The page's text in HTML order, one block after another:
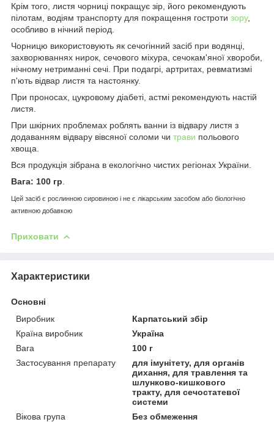
Крім того, листя чорниці покращує зір, його рекомендують
пілотам, водіям транспорту для покращення гостроти зору,
особливо в нічний період.
Чорницю використовують як сечогінний засіб при водянці,
захворюваннях нирок, сечового міхура, сечокам'яної хвороби,
нічному нетриманні сечі. При подагрі, артритах, ревматизмі
п'ють відвар листя та настоянку.
При проносах, цукровому діабеті, астмі рекомендують настій
листя.
При шкірних проблемах роблять ванни із відвару листя з
додаванням відвару вівсяної соломи чи трави польового
хвоща.
Вся продукція зібрана в екологічно чистих регіонах України.
Вага: 100 гр
Цей засіб є рослинною сировиною і не є лікарським засобом або біологічно
активною добавкою
Приховати
Характеристики
Основні
Виробник
Карпатський збір
Країна виробник
Україна
Вага
100 г
Застосування препарату
для імунітету, для органів
дихання, для травлення та
шлунково-кишкового
тракту, для сечостатевої
системи
Вікова група
Без обмеження